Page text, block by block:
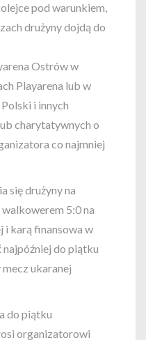
pod warunkiem,
drużyny dojdą do
Ostrów w
Playarena lub w
i innych
charytatywnych o
co najmniej
się drużyny na
5:0 na
i karą finansowa w
najpóźniej do piątku
ukaranej
do piątku
organizatorowi